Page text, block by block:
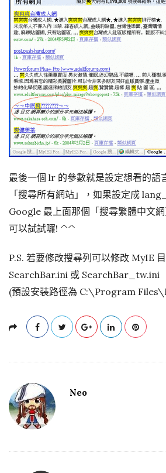
最後一個 lr 的參數就是設定想看的語
「搜尋所有網站」，如果設定成
Google 最上面那個「搜尋繁體中文
可以試試囉! ^^
P.S. 若要修改搜尋列可以修改 MyIE
SearchBar.ini 或 SearchBar_tw.ini
(預設安裝路徑為 C:\Program
Neo